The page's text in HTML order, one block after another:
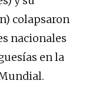
colapsaron
nacionales
en la